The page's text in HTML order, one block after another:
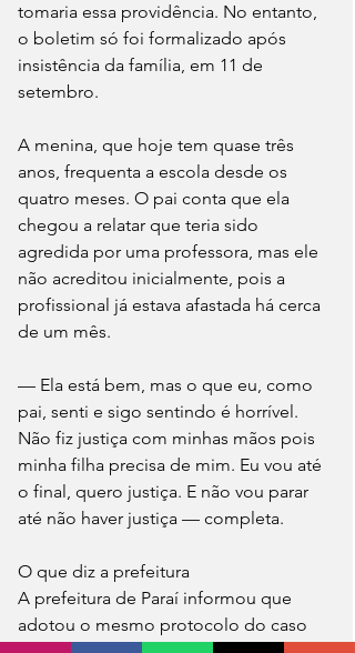
tomaria essa providência. No entanto,
o boletim só foi formalizado após
insistência da família, em 11 de
setembro.
A menina, que hoje tem quase três
anos, frequenta a escola desde os
quatro meses. O pai conta que ela
chegou a relatar que teria sido
agredida por uma professora, mas ele
não acreditou inicialmente, pois a
profissional já estava afastada há cerca
de um mês.
— Ela está bem, mas o que eu, como
pai, senti e sigo sentindo é horrível.
Não fiz justiça com minhas mãos pois
minha filha precisa de mim. Eu vou até
o final, quero justiça. E não vou parar
até não haver justiça — completa.
O que diz a prefeitura
A prefeitura de Paraí informou que
adotou o mesmo protocolo do caso